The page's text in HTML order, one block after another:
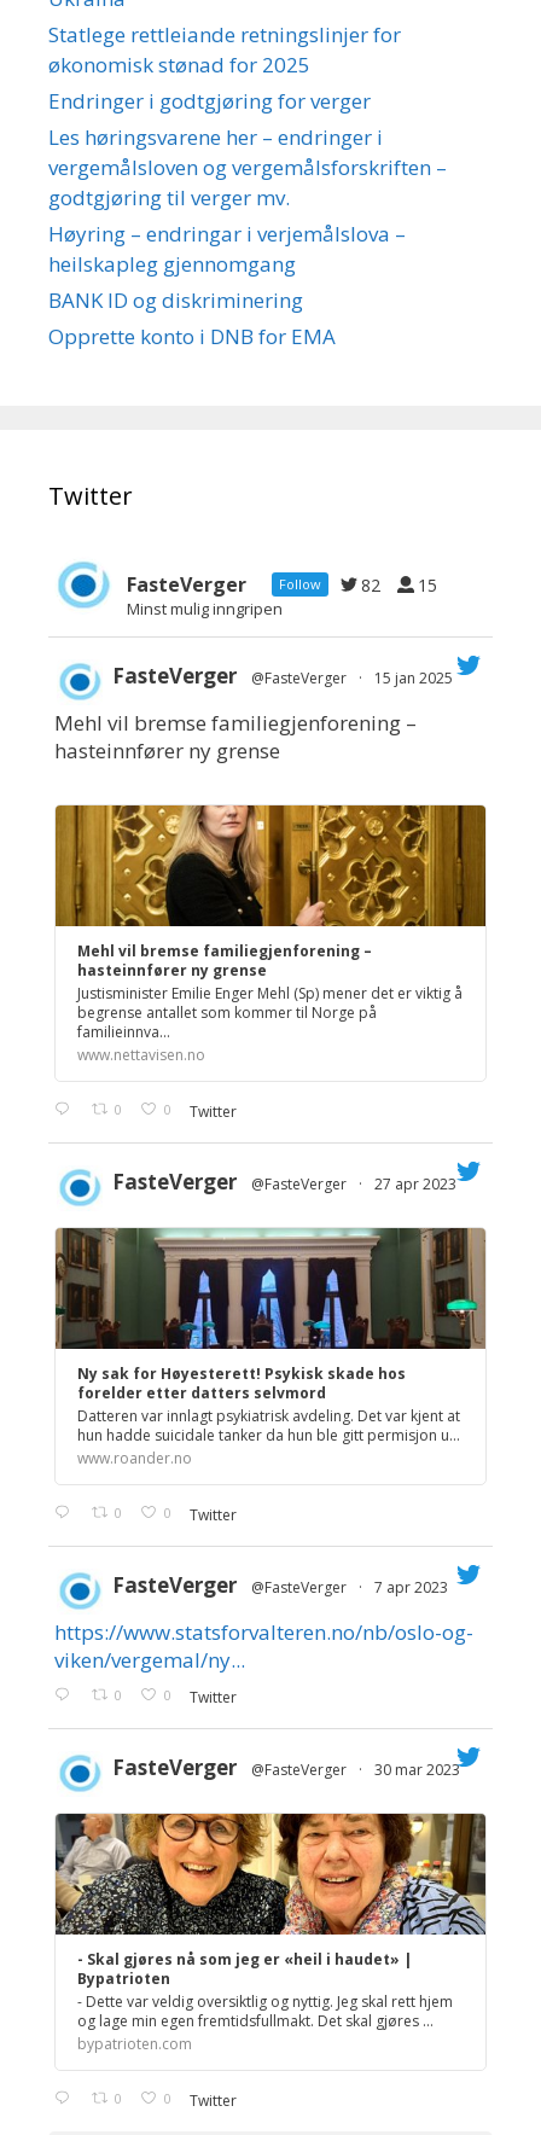
Statlege rettleiande retningslinjer for
økonomisk stønad for 2025
Endringer i godtgjøring for verger
Les høringsvarene her – endringer i
vergemålsloven og vergemålsforskriften –
godtgjøring til verger mv.
Høyring – endringar i verjemålslova –
heilskapleg gjennomgang
BANK ID og diskriminering
Opprette konto i DNB for EMA
Twitter
FasteVerger Follow 82 15
Minst mulig inngripen
;
FasteVerger @FasteVerger · 15 jan 2025
Mehl vil bremse familiegjenforening –
hasteinnfører ny grense
Mehl vil bremse familiegjenforening –
hasteinnfører ny grense
Justisminister Emilie Enger Mehl (Sp) mener det er viktig å
begrense antallet som kommer til Norge på
familieinnva...
www.nettavisen.no
0 0 Twitter
;
FasteVerger @FasteVerger · 27 apr 2023
Ny sak for Høyesterett! Psykisk skade hos
forelder etter datters selvmord
Datteren var innlagt psykiatrisk avdeling. Det var kjent at
hun hadde suicidale tanker da hun ble gitt permisjon u...
www.roander.no
0 0 Twitter
;
FasteVerger @FasteVerger · 7 apr 2023
https://www.statsforvalteren.no/nb/oslo-og-
viken/vergemal/ny...
0 0 Twitter
;
FasteVerger @FasteVerger · 30 mar 2023
- Skal gjøres nå som jeg er «heil i haudet» |
Bypatrioten
- Dette var veldig oversiktlig og nyttig. Jeg skal rett hjem
og lage min egen fremtidsfullmakt. Det skal gjøres ...
bypatrioten.com
0 0 Twitter